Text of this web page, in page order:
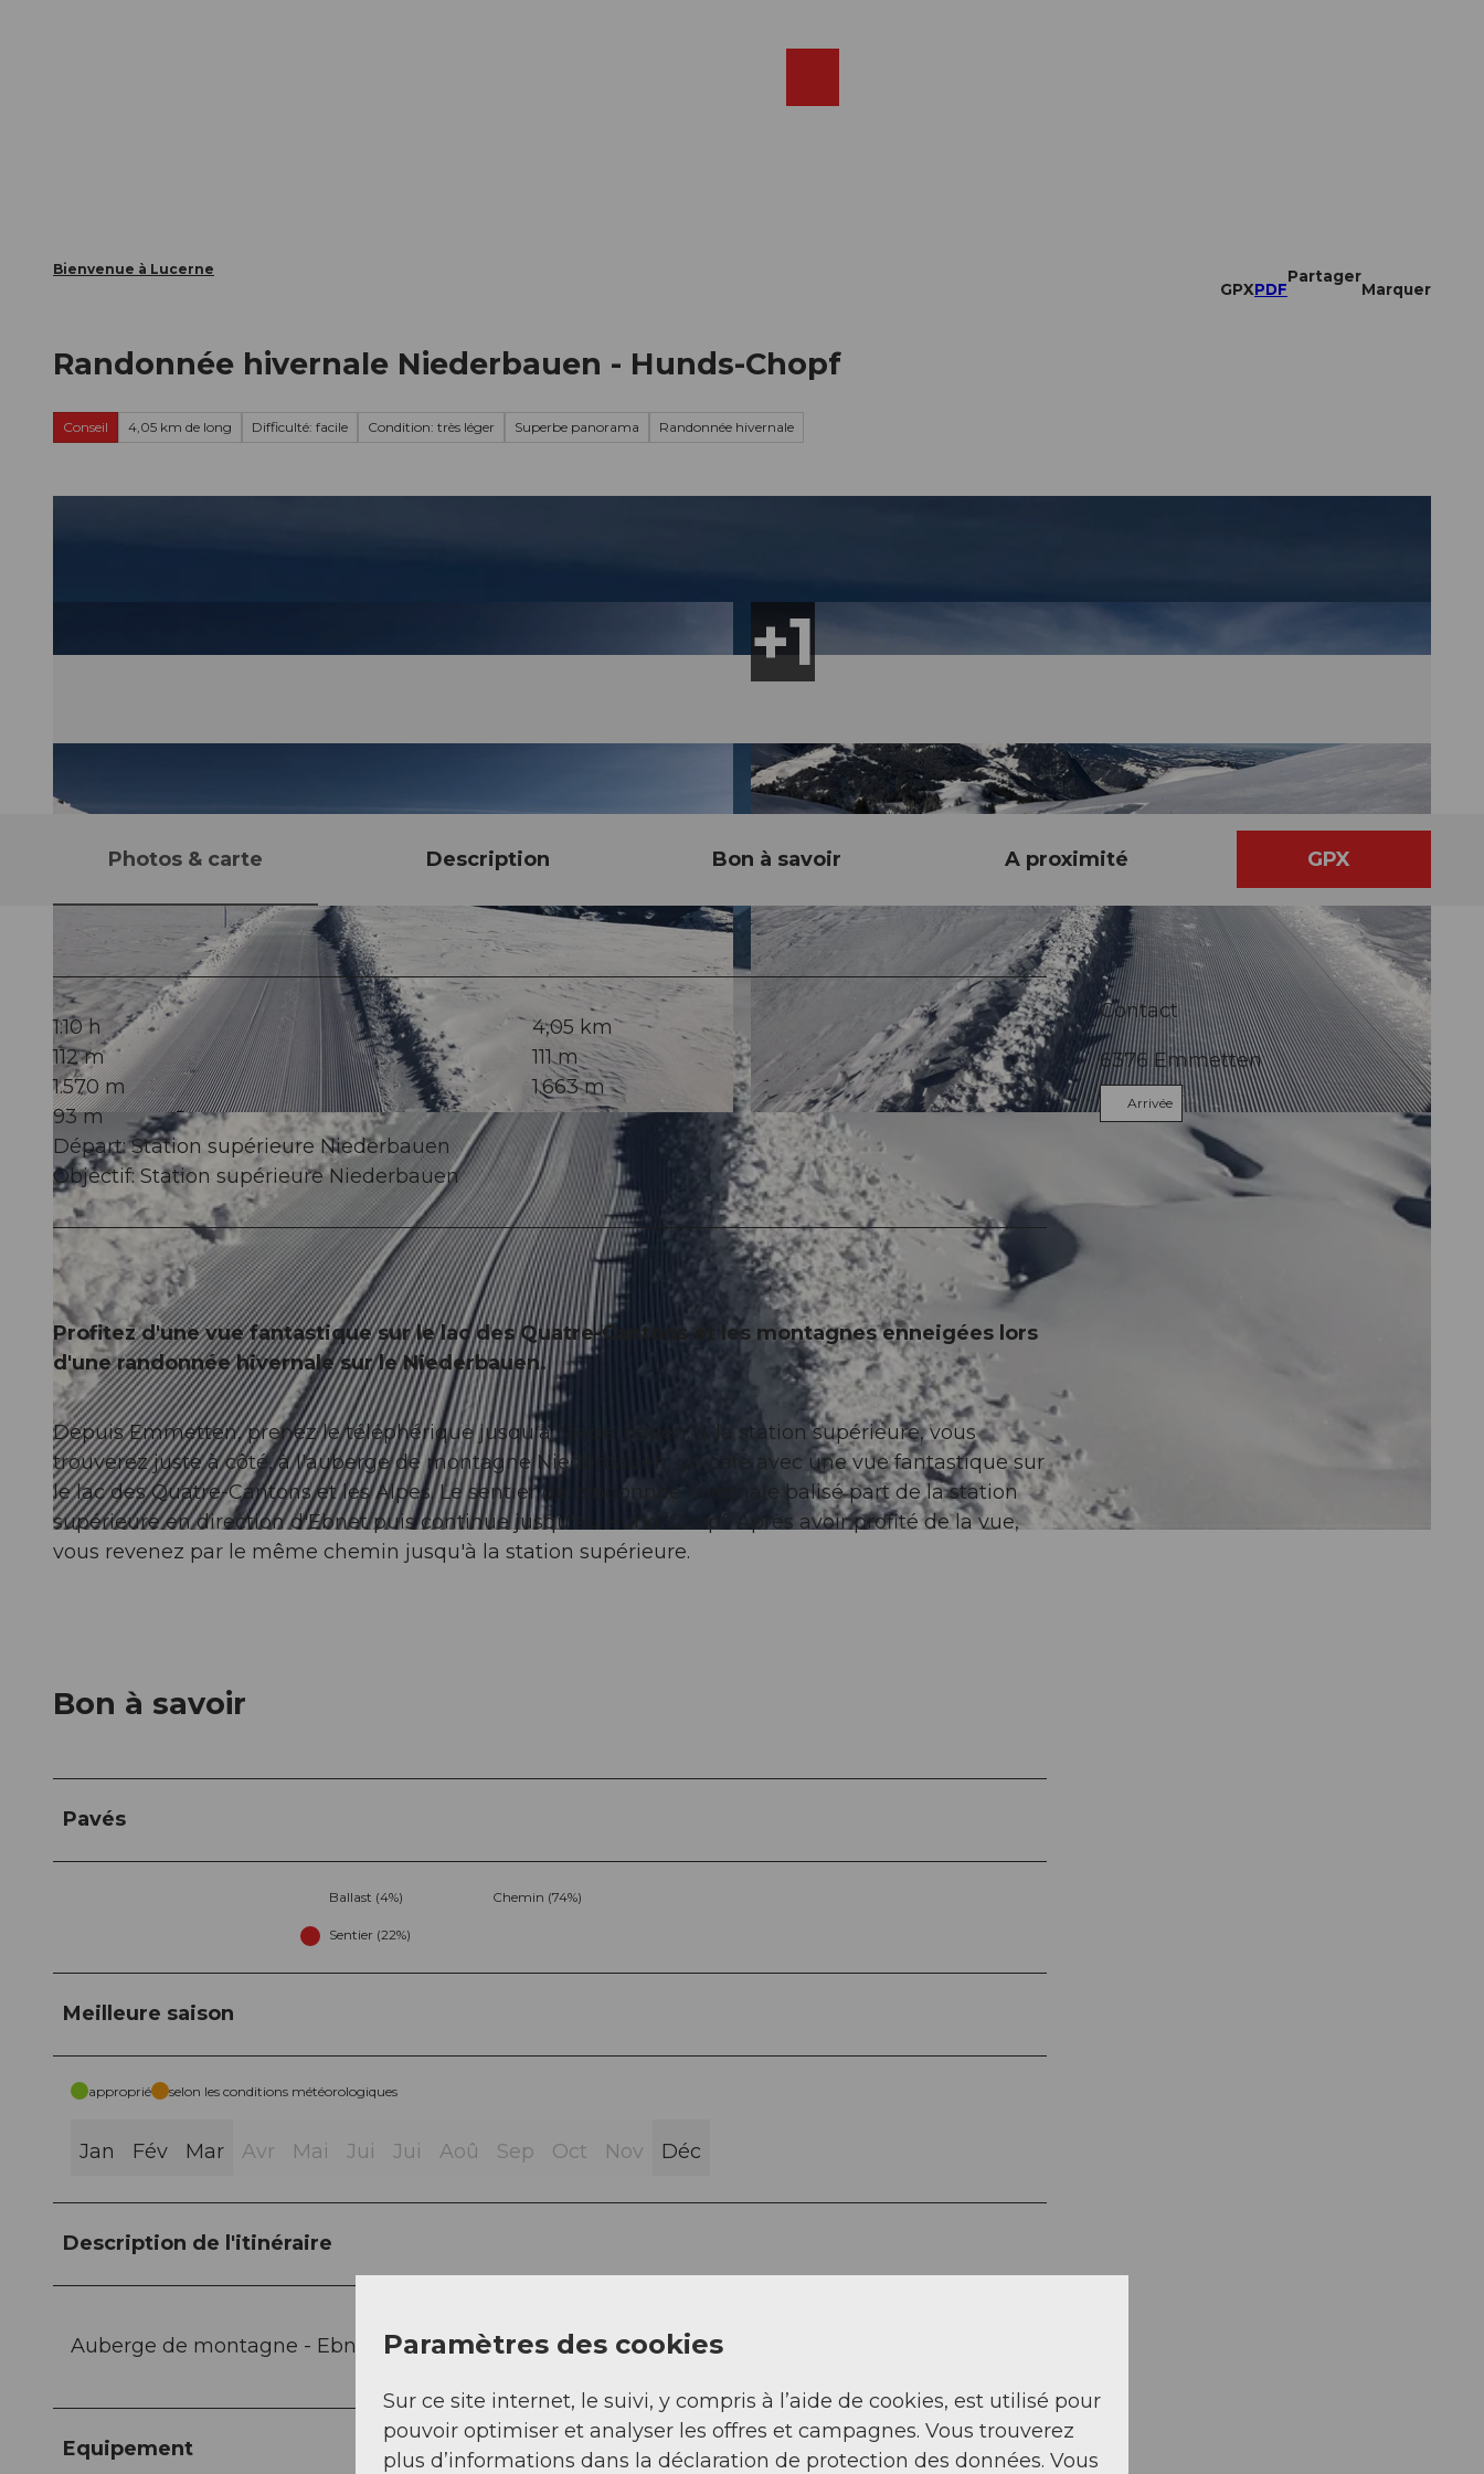
Bienvenue à Lucerne
GPXPDF
Partager
Marquer
Randonnée hivernale Niederbauen - Hunds-Chopf
Conseil 4,05 km de long Difficulté: facile Condition: très léger Superbe panorama Randonnée hivernale
© Nidwalden Tourismus, Nidwalden Tourismus © Nidwalden Tourismus, Nidwalden Tourismus
Photos & carte Description Bon à savoir A proximité GPX
1:10 h
4,05 km
112 m
111 m
1.570 m
1.663 m
93 m
Départ: Station supérieure Niederbauen
Objectif: Station supérieure Niederbauen
Profitez d'une vue fantastique sur le lac des Quatre-Cantons et les montagnes enneigées lors
d'une randonnée hivernale sur le Niederbauen.
Depuis Emmetten, prenez le téléphérique jusqu'à Niederbauen. À la station supérieure, vous
trouverez juste à côté, à l'auberge de montagne Niederbauen, un café avec une vue fantastique sur
le lac des Quatre-Cantons et les Alpes. Le sentier de randonnée hivernale balisé part de la station
supérieure en direction d'Ebnet puis continue jusqu'au Hund-Chopf. Après avoir profité de la vue,
vous revenez par le même chemin jusqu'à la station supérieure.
Bon à savoir
Pavés
Ballast (4%) Chemin (74%)
Sentier (22%)
Meilleure saison
approprié selon les conditions météorologiques
Jan Fév Mar Avr Mai Jui Jui Aoû Sep Oct Nov Déc
Description de l'itinéraire
Auberge de montagne - Ebnet - Hunds-Chopf - Ebnet - Auberge de montagne
Equipement
Contact
6376 Emmetten
Arrivée
Paramètres des cookies
Sur ce site internet, le suivi, y compris à l’aide de cookies, est utilisé pour
pouvoir optimiser et analyser les offres et campagnes. Vous trouverez
plus d’informations dans la déclaration de protection des données. Vous